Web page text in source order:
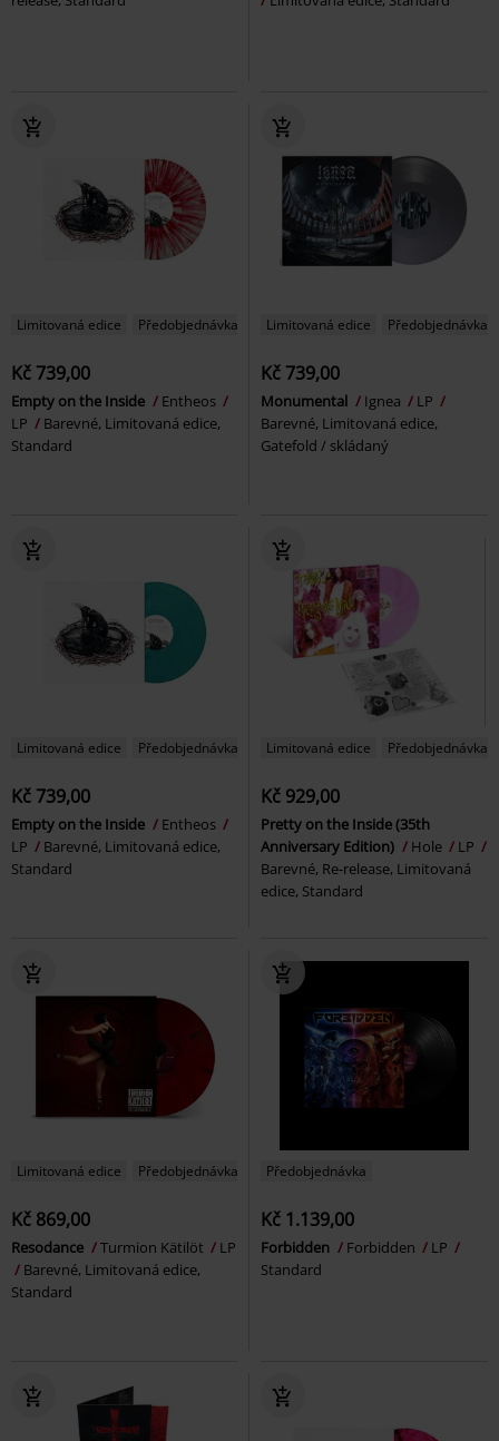
Limitovaná edice Předobjednávka
Kč 739,00
Empty on the Inside
Entheos
LP
Barevné, Limitovaná edice,
Standard
Limitovaná edice Předobjednávka
Kč 739,00
Monumental Ignea
LP
Barevné, Limitovaná edice,
Gatefold / skládaný
Limitovaná edice Předobjednávka
Kč 739,00
Empty on the Inside
Entheos
LP
Barevné, Limitovaná edice,
Standard
Limitovaná edice Předobjednávka
Kč 929,00
Pretty on the Inside (35th
Anniversary Edition)
Hole
LP
Barevné, Re-release, Limitovaná
edice, Standard
Limitovaná edice Předobjednávka
Kč 869,00
Resodance Turmion Kätilöt
LP
Barevné, Limitovaná edice,
Standard
Předobjednávka
Kč 1.139,00
Forbidden Forbidden
LP
Standard